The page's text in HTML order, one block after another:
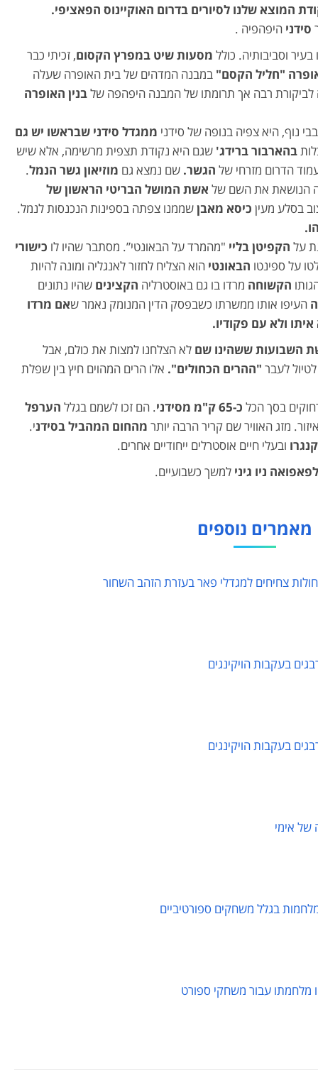
המוצא שלנו לסיורים בדרום האוקיינוס הפאציפי.
סידני היפהפיה .
וסביבותיה. כולל מסעות שיט במפרץ הקסום, זכיתי כבר
"חליל הקסם" במבנה המדהים של בית האופרה שעלה
רבה אך תרומתו של המבנה היפהפה שלבנין האופרה
נוף, היא צפיה בנופה של סידני ממגדל סידני שבראשו יש גם
בהארבור ברידג' שגם היא נקודת תצפית מרשימה, אלא שיש
הדרום מזרחי של הגשר. שם נמצא גם מוזיאון גשר הנמל.
הנושאת את השם של אשת המושל הבריטי הראשון של
בסלע מעין כיסא מאבןשממנו צפתה בספינות הנכנסות לנמל.
על הקפיטן בליי "מהמרד על הבאונטי”. מסתבר שהיו לו כישורי
על ספינטו הבאונטי הוא הצליח לחזור לאנגליה ומונה להיות
הקשוחה מרדו בו גם באוסטרליה הקצינים שהיו נתונים
העיפו אותו ממשרתו כשבפסק הדין המנומק נאמר שאם מרדו
ולא עם פקודיו.
השבועות ששהינו שם לא הצלחנו למצות את כולם, אבל
לעבר "ההרים הכחולים". אלו הרים המהוים חיץ בין שפלת
בסך הכל כ-65 ק"מ מסידני . הם זכו לשמם בגלל הערפל
מזג האוויר שם קריר הרבה יותר מהחום המהביל בסידני.
ובעלי חיים אוסטרלים ייחודיים אחרים.
ניו גיני למשך כשבועיים.
מאמרים נוספים
צחיחים למגדלי פאר בעזרת הזהב השחור
בעקבות הויקינגים
בעקבות הויקינגים
אימי
בגלל משחקים ספורטיביים
מלחמתו עבור משחקי ספורט